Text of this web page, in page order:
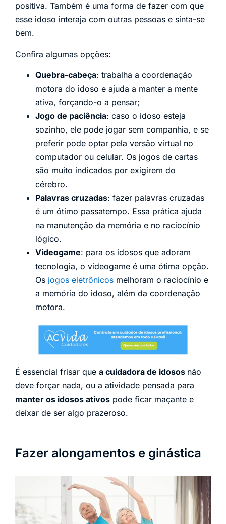
positiva. Também é uma forma de fazer com que
esse idoso interaja com outras pessoas e sinta-se
bem.
Confira algumas opções:
Quebra-cabeça: trabalha a coordenação
motora do idoso e ajuda a manter a mente
ativa, forçando-o a pensar;
Jogo de paciência: caso o idoso esteja
sozinho, ele pode jogar sem companhia, e se
preferir pode optar pela versão virtual no
computador ou celular. Os jogos de cartas
são muito indicados por exigirem do
cérebro.
Palavras cruzadas: fazer palavras cruzadas
é um ótimo passatempo. Essa prática ajuda
na manutenção da memória e no raciocínio
lógico.
Videogame: para os idosos que adoram
tecnologia, o videogame é uma ótima opção.
Os jogos eletrônicos melhoram o raciocínio e
a memória do idoso, além da coordenação
motora.
É essencial frisar que a cuidadora de idosos não
deve forçar nada, ou a atividade pensada para
manter os idosos ativos pode ficar maçante e
deixar de ser algo prazeroso.
Fazer alongamentos e ginástica